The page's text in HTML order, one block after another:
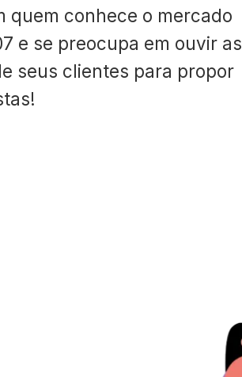
quem conhece o mercado
e se preocupa em ouvir as
seus clientes para propor